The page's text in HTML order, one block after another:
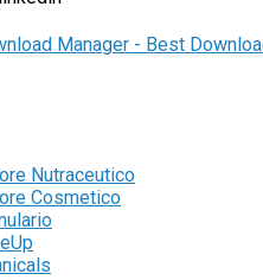
Manager - Best
Nutraceutico
Cosmetico